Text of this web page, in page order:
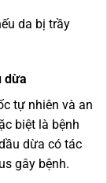
da bị trầy
dừa
tự nhiên và an
biệt là bệnh
dừa có tác
gây bệnh.